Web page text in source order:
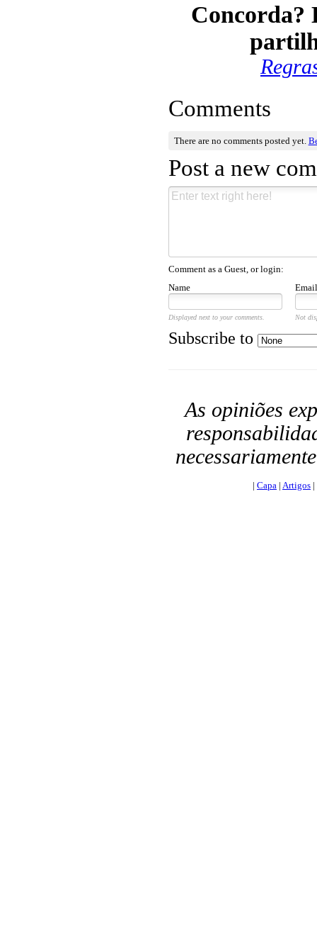
Concorda?
Comments
There are no comments posted yet.
Post a new
Comment as a Guest, or login:
Name
Displayed next to your comments. Not
Subscribe to
As opiniões
| Capa | Artigos |